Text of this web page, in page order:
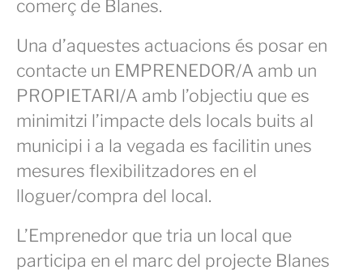
comerç de Blanes.
Una d’aquestes actuacions és posar en
contacte un EMPRENEDOR/A amb un
PROPIETARI/A amb l’objectiu que es
minimitzi l’impacte dels locals buits al
municipi i a la vegada es facilitin unes
mesures flexibilitzadores en el
lloguer/compra del local.
L’Emprenedor que tria un local que
participa en el marc del projecte Blanes